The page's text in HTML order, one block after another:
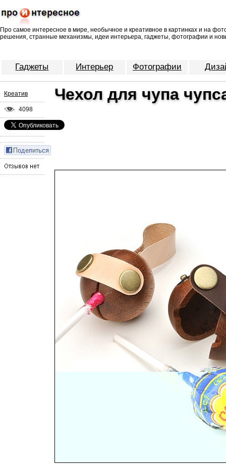
Про самое интересное в мире, необычное и креативное в картинках и на
решения, странные механизмы, идеи интерьера, гаджеты, фотографии и
Гаджеты Интерьер Фотографии
Креатив
4098
Чехол для чупа